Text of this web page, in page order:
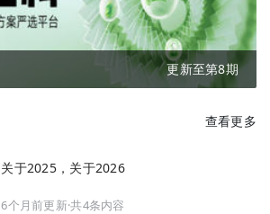
更新至第8期
查看更多
关于2025，关于2026
6个月前更新·共4条内容